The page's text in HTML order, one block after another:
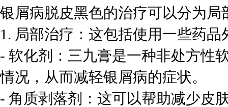
银屑病脱皮黑色的治疗可以分为局
1. 局部治疗：这包括使用一些药
- 软化剂：三九膏是一种非处方性
情况，从而减轻银屑病的症状。
- 角质剥落剂：这可以帮助减少皮